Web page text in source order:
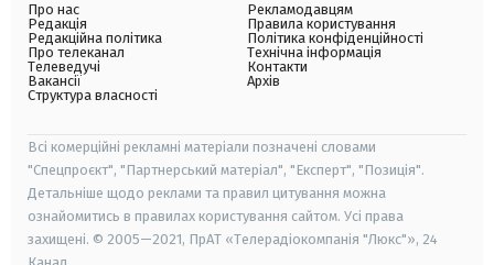
Про нас
Редакція
Редакційна політика
Про телеканал
Телеведучі
Вакансії
Структура власності
Рекламодавцям
Правила користування
Політика конфіденційності
Технічна інформація
Контакти
Архів
Всі комерційні рекламні матеріали позначені словами
"Спецпроєкт", "Партнерський матеріал", "Експерт", "Позиція".
Детальніше щодо реклами та правил цитування можна
ознайомитись в правилах користування сайтом. Усі права
захищені. © 2005—2021, ПрАТ «Телерадіокомпанія "Люкс"», 24